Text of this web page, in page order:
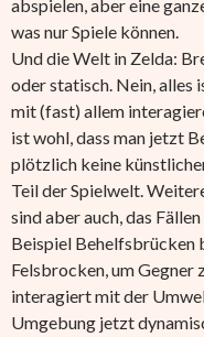
abspielen, aber eine
was nur Spiele können.
Und die Welt in Zelda:
oder statisch. Nein, alles
mit (fast) allem
ist wohl, dass man jetzt
plötzlich keine
Teil der Spielwelt.
sind aber auch, das
Beispiel Behelfsbrücken
Felsbrocken, um Gegner
interagiert mit der
Umgebung jetzt